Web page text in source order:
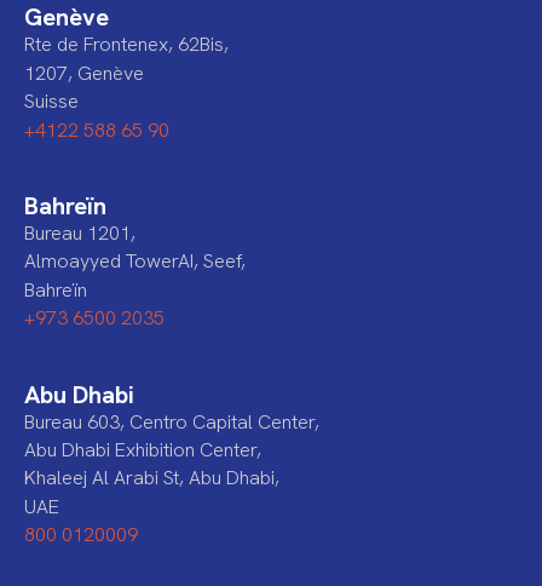
Genève
Rte de Frontenex, 62Bis,
1207, Genève
Suisse
+4122 588 65 90
Bahreïn
Bureau 1201,
Almoayyed TowerAI, Seef,
Bahreïn
+973 6500 2035
Abu Dhabi
Bureau 603, Centro Capital Center,
Abu Dhabi Exhibition Center,
Khaleej Al Arabi St, Abu Dhabi,
UAE
800 0120009